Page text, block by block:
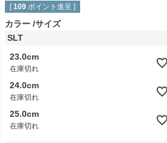
[ 109 ポイント進呈 ]
カラー サイズ
SLT
23.0cm
在庫切れ
24.0cm
在庫切れ
25.0cm
在庫切れ